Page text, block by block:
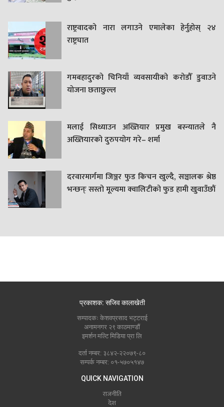
राष्ट्रवादको नारा लगाउने एमालेका हेर्नुहोस् २४
राष्ट्रघात
गमबहादुरकाे चिनियाँ व्यवसायीको करोडौँ डुवाउने
याेजना छताछुल्ल
मलाई सिध्याउन अख्तियार प्रमुख बस्न्यातले नै
अख्तियारको दुरुपयोग गरे– शर्मा
दरवारमार्गमा जिञ्जर फुड किचन खुल्दै, सञ्चालक श्रेष्ठ
भन्छन्ः सस्तो मूल्यमा क्वालिटीको फुड हामी खुवाउँछौं
प्रकाशक: सजिव कालाखेती
सम्पादकः केशवप्रसाद भट्टराई
अनामनगर २९ काठमाण्डौं
इमर्शन मल्टि मिडिया प्रा लि
दर्ता नम्बर: ३८४२-२२०७९-८०
सम्पर्क नम्बर: ०१-५७०५१४७
QUICK NAVIGATION
राजनीति
देश